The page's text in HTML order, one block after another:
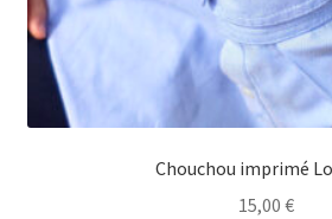
Chouchou imprimé
15,00 €